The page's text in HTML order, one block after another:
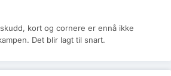
kort og cornere er ennå ikke
Det blir lagt til snart.